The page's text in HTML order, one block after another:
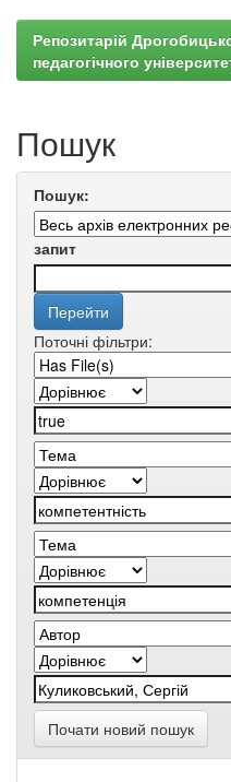
Репозитарій
педагогічного
Пошук
Пошук:
запит
Поточні фільтри:
Почати новий пошук